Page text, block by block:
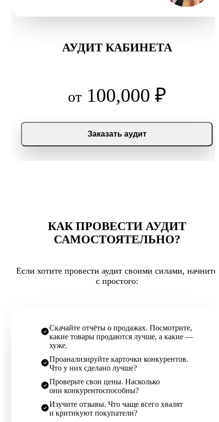
АУДИТ КАБИНЕТА
от100,000 ₽
Заказать аудит
КАК ПРОВЕСТИ АУДИТ
САМОСТОЯТЕЛЬНО?
Если хотите провести аудит своими силами, начните
с простого:
Скачайте отчёты о продажах. Посмотрите,
какие товары продаются лучше, а какие —
хуже.
Проанализируйте карточки конкурентов.
Что у них сделано лучше?
Проверьте свои цены. Насколько
они конкурентоспособны?
Изучите отзывы. Что чаще всего хвалят
и критикуют покупатели?